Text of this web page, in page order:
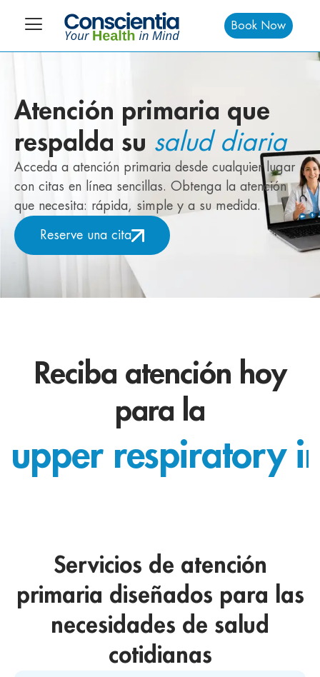
Book Now
Atención primaria que
respalda su salud diaria
Acceda a atención primaria desde cualquier lugar
con citas en línea sencillas. Obtenga la atención
que necesita: rápida, simple y a su medida.
Reserve una cita
Reciba atención hoy
para la
upper respiratory
Servicios de atención
primaria diseñados para las
necesidades de salud
cotidianas